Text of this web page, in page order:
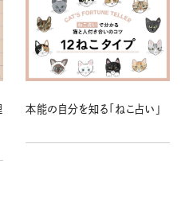
本能の自分を知る「ねこ占い」